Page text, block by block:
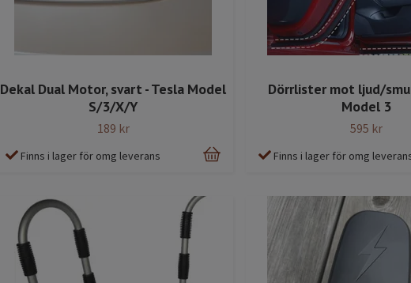
Dekal Dual Motor, svart - Tesla Model
S/3/X/Y
189 kr
Finns i lager för omg leverans
Dörrlister mot ljud/
Model 3
595 kr
Finns i lager för omg